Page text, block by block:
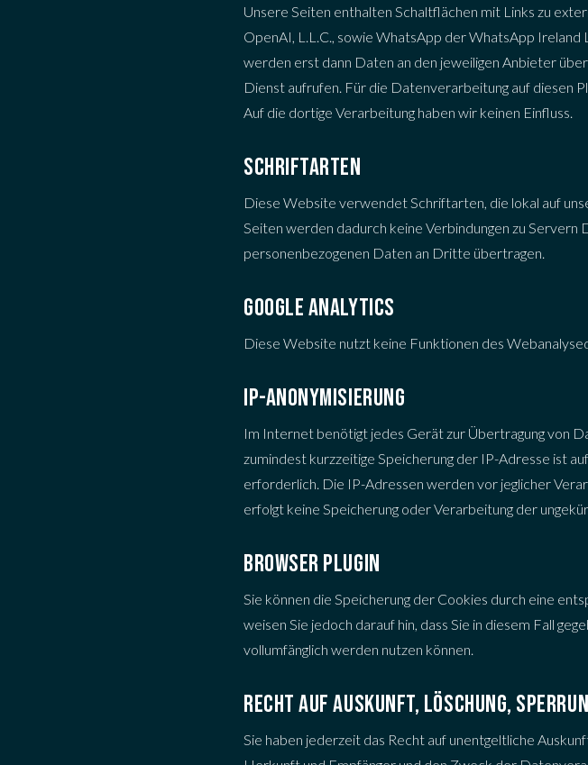
Unsere Seiten enthalten Schaltflächen mit Links zu
OpenAI, L.L.C., sowie WhatsApp der WhatsApp Ireland
werden erst dann Daten an den jeweiligen Anbieter
Dienst aufrufen. Für die Datenverarbeitung auf diesen
Auf die dortige Verarbeitung haben wir keinen Einfluss.
SCHRIFTARTEN
Diese Website verwendet Schriftarten, die lokal auf
Seiten werden dadurch keine Verbindungen zu
personenbezogenen Daten an Dritte übertragen.
GOOGLE ANALYTICS
Diese Website nutzt keine Funktionen des
IP-ANONYMISIERUNG
Im Internet benötigt jedes Gerät zur Übertragung von
zumindest kurzzeitige Speicherung der IP-Adresse ist
erforderlich. Die IP-Adressen werden vor jeglicher
erfolgt keine Speicherung oder Verarbeitung der
BROWSER PLUGIN
Sie können die Speicherung der Cookies durch eine
weisen Sie jedoch darauf hin, dass Sie in diesem Fall
vollumfänglich werden nutzen können.
RECHT AUF AUSKUNFT, LÖSCHUNG,
Sie haben jederzeit das Recht auf unentgeltliche